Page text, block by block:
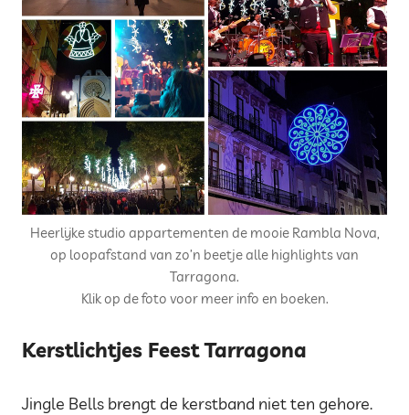
Heerlijke studio appartementen de mooie Rambla Nova,
op loopafstand van zo’n beetje alle highlights van
Tarragona.
Klik op de foto voor meer info en boeken.
Kerstlichtjes Feest Tarragona
Jingle Bells brengt de kerstband niet ten gehore.